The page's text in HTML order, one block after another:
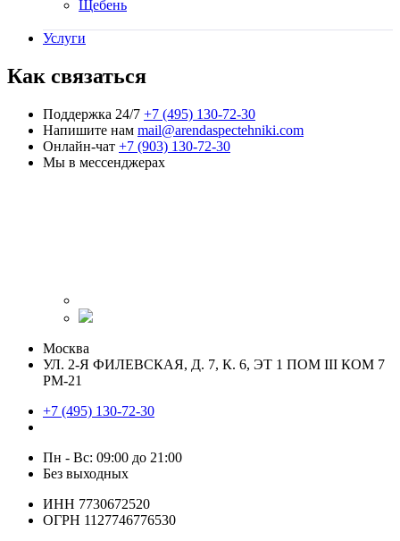
Щебень
Услуги
Как связаться
Поддержка 24/7 +7 (495) 130-72-30
Напишите нам mail@arendaspectehniki.com
Онлайн-чат +7 (903) 130-72-30
Мы в мессенджерах
Москва
УЛ. 2-Я ФИЛЕВСКАЯ, Д. 7, К. 6, ЭТ 1 ПОМ III КОМ 7
РМ-21
+7 (495) 130-72-30
Пн - Вс: 09:00 до 21:00
Без выходных
ИНН 7730672520
ОГРН 1127746776530